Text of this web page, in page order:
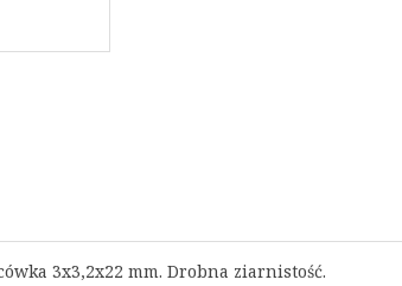
3x3,2x22 mm. Drobna ziarnistość.